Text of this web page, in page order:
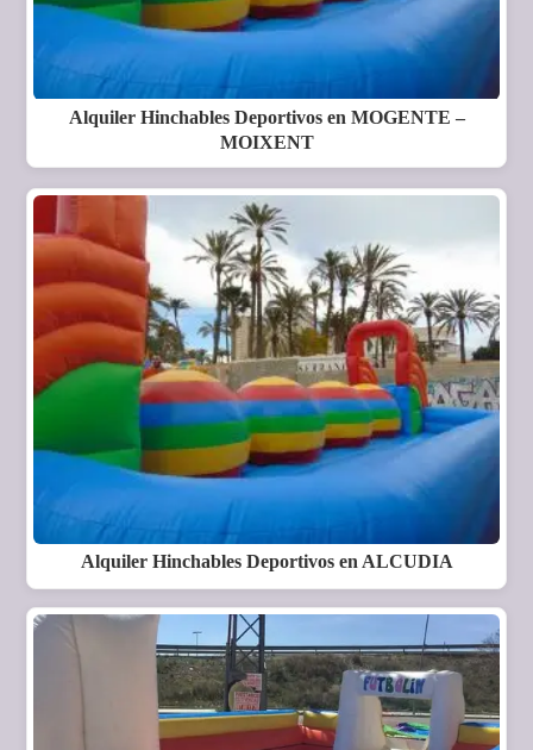
Alquiler Hinchables Deportivos en MOGENTE –
MOIXENT
Alquiler Hinchables Deportivos en ALCUDIA